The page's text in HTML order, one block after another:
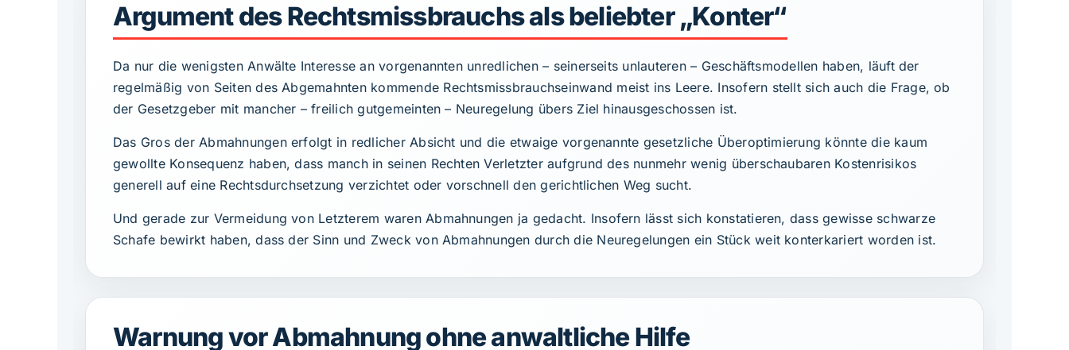
Argument des Rechtsmissbrauchs als beliebter „Konter“
Da nur die wenigsten Anwälte Interesse an vorgenannten unredlichen – seinerseits unlauteren – Geschäftsmodellen haben, läuft der
regelmäßig von Seiten des Abgemahnten kommende Rechtsmissbrauchseinwand meist ins Leere. Insofern stellt sich auch die Frage, ob
der Gesetzgeber mit mancher – freilich gutgemeinten – Neuregelung übers Ziel hinausgeschossen ist.
Das Gros der Abmahnungen erfolgt in redlicher Absicht und die etwaige vorgenannte gesetzliche Überoptimierung könnte die kaum
gewollte Konsequenz haben, dass manch in seinen Rechten Verletzter aufgrund des nunmehr wenig überschaubaren Kostenrisikos
generell auf eine Rechtsdurchsetzung verzichtet oder vorschnell den gerichtlichen Weg sucht.
Und gerade zur Vermeidung von Letzterem waren Abmahnungen ja gedacht. Insofern lässt sich konstatieren, dass gewisse schwarze
Schafe bewirkt haben, dass der Sinn und Zweck von Abmahnungen durch die Neuregelungen ein Stück weit konterkariert worden ist.
Warnung vor Abmahnung ohne anwaltliche Hilfe